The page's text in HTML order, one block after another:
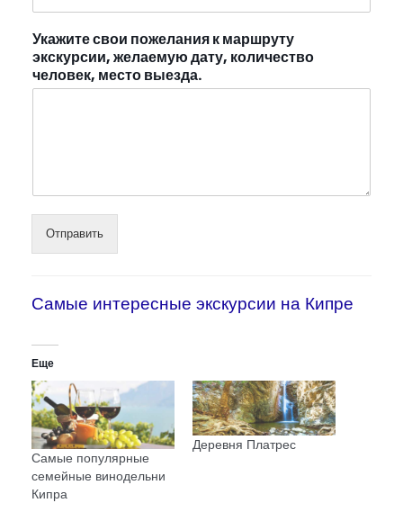
Укажите свои пожелания к маршруту
экскурсии, желаемую дату, количество
человек, место выезда.
Отправить
Самые интересные экскурсии на Кипре
Еще
Самые популярные
семейные винодельни
Кипра
Деревня Платрес